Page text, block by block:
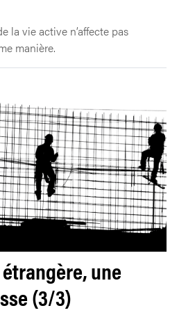
la vie active n’affecte pas
manière.
une
(3/3)